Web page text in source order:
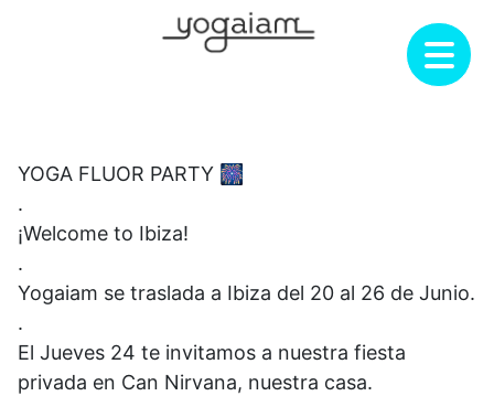
YOGA FLUOR PARTY 🎆
.
¡Welcome to Ibiza!
.
Yogaiam se traslada a Ibiza del 20 al 26 de Junio.
.
El Jueves 24 te invitamos a nuestra fiesta
privada en Can Nirvana, nuestra casa.